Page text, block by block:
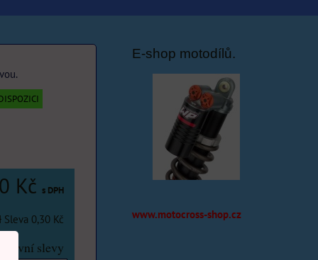
Kč s DPH
Sleva 0,30 Kč
slevy
E-shop motodílů.
www.motocross-shop.cz